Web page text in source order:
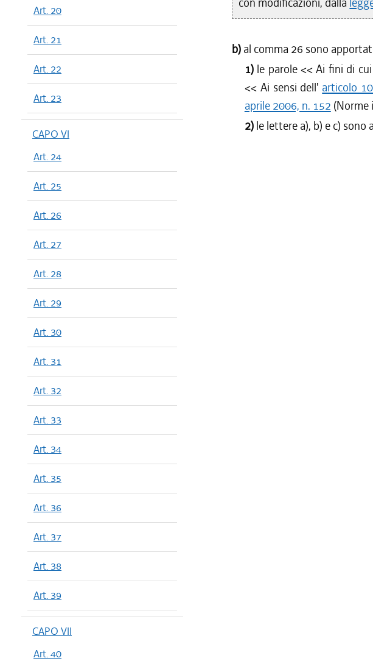
Art. 20
Art. 21
Art. 22
Art. 23
CAPO VI
Art. 24
Art. 25
Art. 26
Art. 27
Art. 28
Art. 29
Art. 30
Art. 31
Art. 32
Art. 33
Art. 34
Art. 35
Art. 36
Art. 37
Art. 38
Art. 39
CAPO VII
Art. 40
b) al comma 26 sono
1) le parole <<Ai fini di
<< Ai sensi dell' articolo
aprile 2006, n. 152 (Norme
2) le lettere a), b) e c) sono